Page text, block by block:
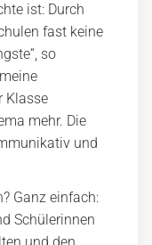
ist: Durch
fast keine
so
Klasse
mehr. Die
und
Ganz einfach:
Schülerinnen
und den